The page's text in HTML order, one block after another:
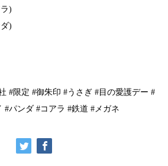
)
)
#限定 #御朱印 #うさぎ #目の愛護デー #
#パンダ #コアラ #鉄道 #メガネ